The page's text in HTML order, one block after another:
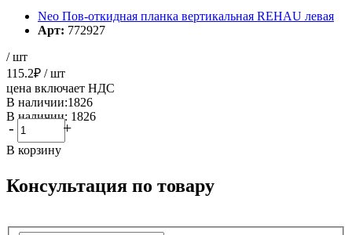
Neo Пов-откидная планка вертикальная REHAU левая
Арт: 772927
/ шт
115.2₽ / шт
цена включает НДС
В наличии:1826
В наличии: 1826
- +
В корзину
Консультация по товару